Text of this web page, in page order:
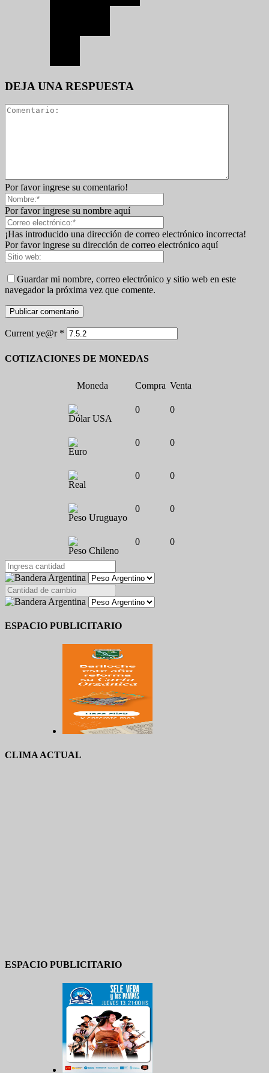
DEJA UNA RESPUESTA
Por favor ingrese su comentario!
Por favor ingrese su nombre aquí
¡Has introducido una dirección de correo electrónico incorrecta!
Por favor ingrese su dirección de correo electrónico aquí
Guardar mi nombre, correo electrónico y sitio web en este
navegador la próxima vez que comente.
Current ye@r *
COTIZACIONES DE MONEDAS
Moneda Compra Venta
Dólar USA
0 0
Euro
0 0
Real
0 0
Peso Uruguayo
0 0
Peso Chileno
0 0
ESPACIO PUBLICITARIO
CLIMA ACTUAL
ESPACIO PUBLICITARIO